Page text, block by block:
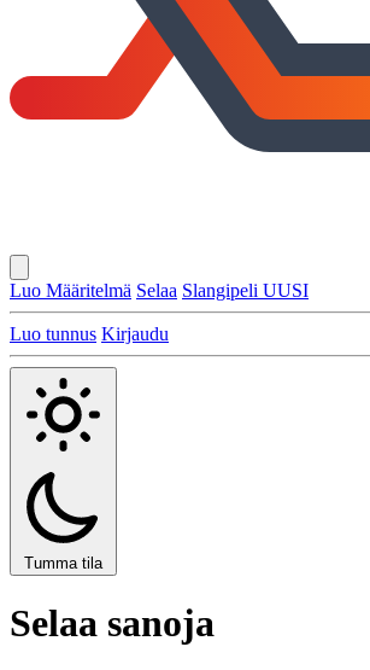
Luo Määritelmä Selaa Slangipeli UUSI
Luo tunnus Kirjaudu
Tumma tila
Selaa sanoja